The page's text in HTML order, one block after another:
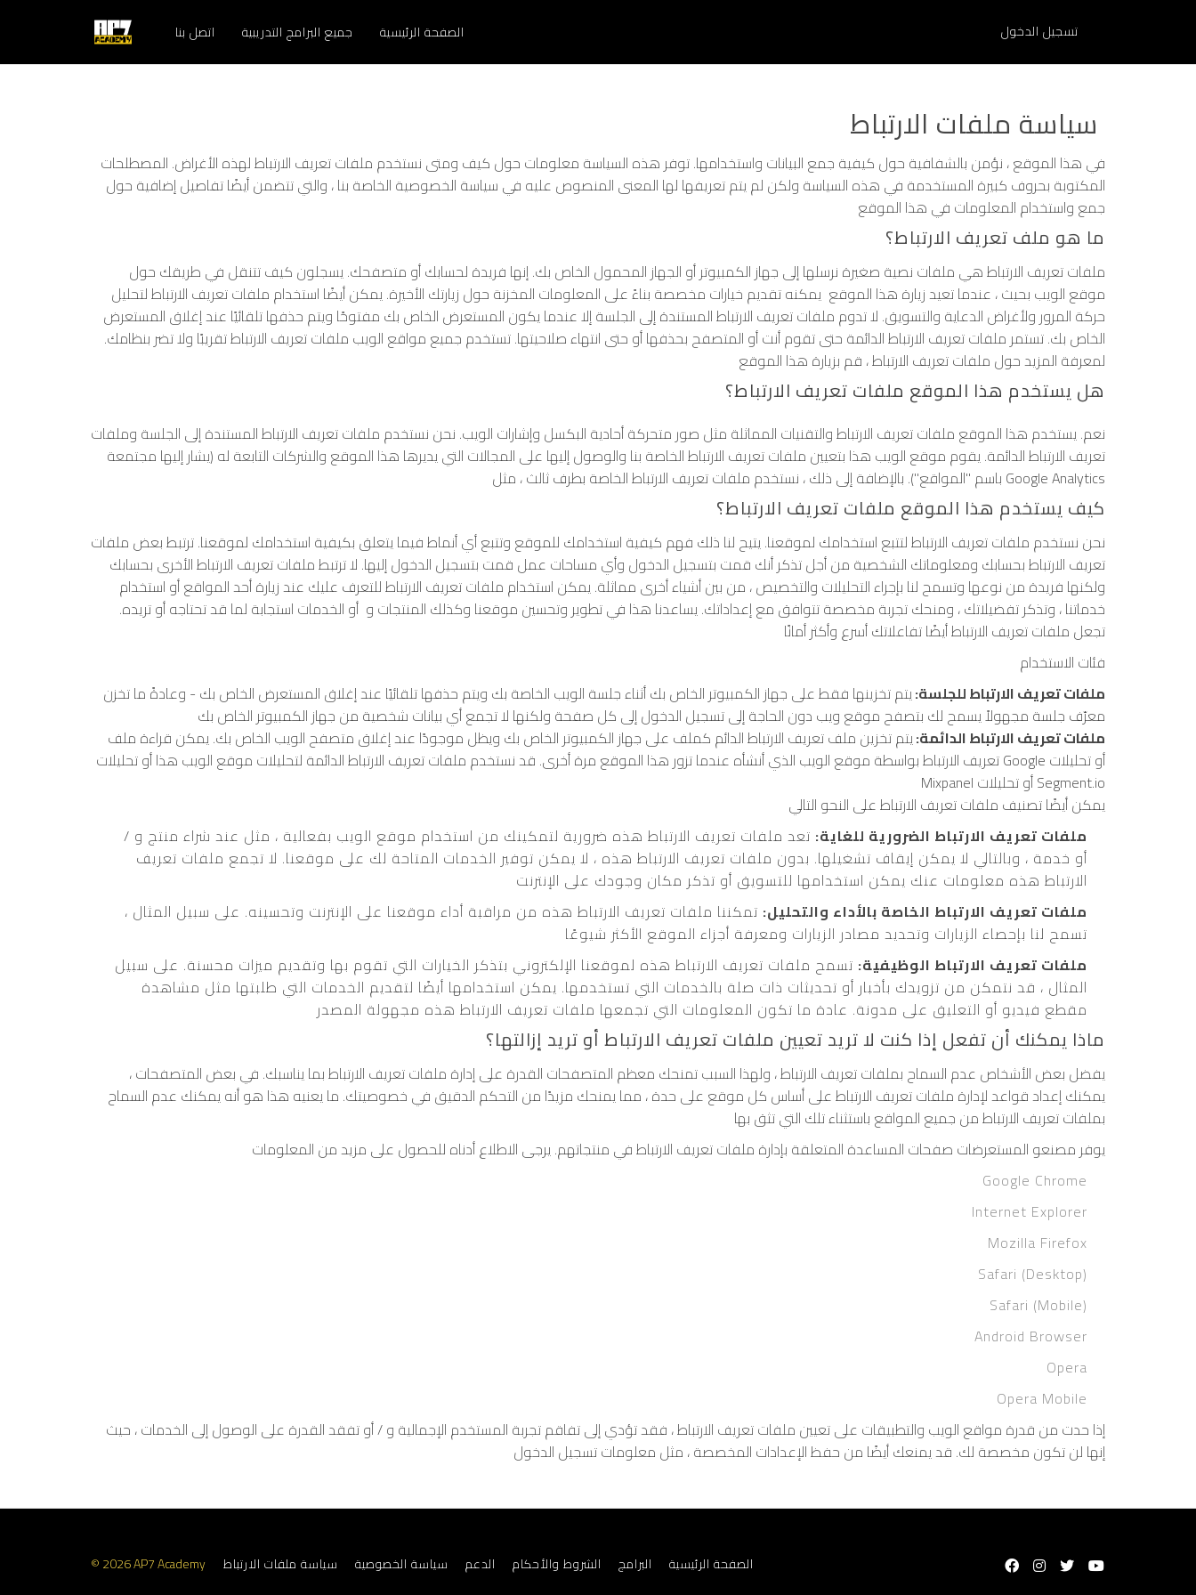
اتصل بنا جميع البرامج التدريبية الصفحة الرئيسية تسجيل الدخول
في هذا الموقع ، نؤمن بالشفافية حول كيفية جمع البيانات واستخدامها. توفر هذه السياسة معلومات حول كيف ومتى نستخدم ملفات تعريف الارتباط لهذه الأغراض. المصطلحات
المكتوبة بحروف كبيرة المستخدمة في هذه السياسة ولكن لم يتم تعريفها لها المعنى المنصوص عليه في سياسة الخصوصية الخاصة بنا ، والتي تتضمن أيضًا تفاصيل إضافية حول
جمع واستخدام المعلومات في هذا الموقع
ما هو ملف تعريف الارتباط؟
ملفات تعريف الارتباط هي ملفات نصية صغيرة نرسلها إلى جهاز الكمبيوتر أو الجهاز المحمول الخاص بك. إنها فريدة لحسابك أو متصفحك. يسجلون كيف تتنقل في طريقك حول
موقع الويب بحيث ، عندما تعيد زيارة هذا الموقع يمكنه تقديم خيارات مخصصة بناءً على المعلومات المخزنة حول زيارتك الأخيرة. يمكن أيضًا استخدام ملفات تعريف الارتباط لتحليل
حركة المرور ولأغراض الدعاية والتسويق. لا تدوم ملفات تعريف الارتباط المستندة إلى الجلسة إلا عندما يكون المستعرض الخاص بك مفتوحًا ويتم حذفها تلقائيًا عند إغلاق المستعرض
الخاص بك. تستمر ملفات تعريف الارتباط الدائمة حتى تقوم أنت أو المتصفح بحذفها أو حتى انتهاء صلاحيتها. تستخدم جميع مواقع الويب ملفات تعريف الارتباط تقريبًا ولا تضر بنظامك.
لمعرفة المزيد حول ملفات تعريف الارتباط ، قم بزيارة هذا الموقع
هل يستخدم هذا الموقع ملفات تعريف الارتباط؟
نعم. يستخدم هذا الموقع ملفات تعريف الارتباط والتقنيات المماثلة مثل صور متحركة أحادية البكسل وإشارات الويب. نحن نستخدم ملفات تعريف الارتباط المستندة إلى الجلسة وملفات
تعريف الارتباط الدائمة. يقوم موقع الويب هذا بتعيين ملفات تعريف الارتباط الخاصة بنا والوصول إليها على المجالات التي يديرها هذا الموقع والشركات التابعة له (يشار إليها مجتمعة
باسم "المواقع"). بالإضافة إلى ذلك ، نستخدم ملفات تعريف الارتباط الخاصة بطرف ثالث ، مثل Google Analytics
كيف يستخدم هذا الموقع ملفات تعريف الارتباط؟
نحن نستخدم ملفات تعريف الارتباط لتتبع استخدامك لموقعنا. يتيح لنا ذلك فهم كيفية استخدامك للموقع وتتبع أي أنماط فيما يتعلق بكيفية استخدامك لموقعنا. ترتبط بعض ملفات
تعريف الارتباط بحسابك ومعلوماتك الشخصية من أجل تذكر أنك قمت بتسجيل الدخول وأي مساحات عمل قمت بتسجيل الدخول إليها. لا ترتبط ملفات تعريف الارتباط الأخرى بحسابك
ولكنها فريدة من نوعها وتسمح لنا بإجراء التحليلات والتخصيص ، من بين أشياء أخرى مماثلة. يمكن استخدام ملفات تعريف الارتباط للتعرف عليك عند زيارة أحد المواقع أو استخدام
خدماتنا ، وتذكر تفضيلاتك ، ومنحك تجربة مخصصة تتوافق مع إعداداتك. يساعدنا هذا في تطوير وتحسين موقعنا وكذلك المنتجات و أو الخدمات استجابة لما قد تحتاجه أو تريده.
تجعل ملفات تعريف الارتباط أيضًا تفاعلاتك أسرع وأكثر أمانًا
فئات الاستخدام
ملفات تعريف الارتباط للجلسة:يتم تخزينها فقط على جهاز الكمبيوتر الخاص بك أثناء جلسة الويب الخاصة بك ويتم حذفها تلقائيًا عند إغلاق المستعرض الخاص بك - وعادةً ما تخزن
معرّف جلسة مجهولاً يسمح لك بتصفح موقع ويب دون الحاجة إلى تسجيل الدخول إلى كل صفحة ولكنها لا تجمع أي بيانات شخصية من جهاز الكمبيوتر الخاص بك
ملفات تعريف الارتباط الدائمة:يتم تخزين ملف تعريف الارتباط الدائم كملف على جهاز الكمبيوتر الخاص بك ويظل موجودًا عند إغلاق متصفح الويب الخاص بك. يمكن قراءة ملف
تعريف الارتباط بواسطة موقع الويب الذي أنشأه عندما تزور هذا الموقع مرة أخرى. قد نستخدم ملفات تعريف الارتباط الدائمة لتحليلات موقع الويب هذا أو تحليلات Google أو تحليلات
Mixpanel أو تحليلات Segment.io
يمكن أيضًا تصنيف ملفات تعريف الارتباط على النحو التالي
ملفات تعريف الارتباط الضرورية للغاية: تعد ملفات تعريف الارتباط هذه ضرورية لتمكينك من استخدام موقع الويب بفعالية ، مثل عند شراء منتج و /
أو خدمة ، وبالتالي لا يمكن إيقاف تشغيلها. بدون ملفات تعريف الارتباط هذه ، لا يمكن توفير الخدمات المتاحة لك على موقعنا. لا تجمع ملفات تعريف
الارتباط هذه معلومات عنك يمكن استخدامها للتسويق أو تذكر مكان وجودك على الإنترنت
ملفات تعريف الارتباط الخاصة بالأداء والتحليل: تمكننا ملفات تعريف الارتباط هذه من مراقبة أداء موقعنا على الإنترنت وتحسينه. على سبيل المثال ،
تسمح لنا بإحصاء الزيارات وتحديد مصادر الزيارات ومعرفة أجزاء الموقع الأكثر شيوعًا
ملفات تعريف الارتباط الوظيفية: تسمح ملفات تعريف الارتباط هذه لموقعنا الإلكتروني بتذكر الخيارات التي تقوم بها وتقديم ميزات محسنة. على سبيل
المثال ، قد نتمكن من تزويدك بأخبار أو تحديثات ذات صلة بالخدمات التي تستخدمها. يمكن استخدامها أيضًا لتقديم الخدمات التي طلبتها مثل مشاهدة
مقطع فيديو أو التعليق على مدونة. عادة ما تكون المعلومات التي تجمعها ملفات تعريف الارتباط هذه مجهولة المصدر
ماذا يمكنك أن تفعل إذا كنت لا تريد تعيين ملفات تعريف الارتباط أو تريد إزالتها؟
يفضل بعض الأشخاص عدم السماح بملفات تعريف الارتباط ، ولهذا السبب تمنحك معظم المتصفحات القدرة على إدارة ملفات تعريف الارتباط بما يناسبك. في بعض المتصفحات ،
يمكنك إعداد قواعد لإدارة ملفات تعريف الارتباط على أساس كل موقع على حدة ، مما يمنحك مزيدًا من التحكم الدقيق في خصوصيتك. ما يعنيه هذا هو أنه يمكنك عدم السماح
بملفات تعريف الارتباط من جميع المواقع باستثناء تلك التي تثق بها
يوفر مصنعو المستعرضات صفحات المساعدة المتعلقة بإدارة ملفات تعريف الارتباط في منتجاتهم. يرجى الاطلاع أدناه للحصول على مزيد من المعلومات
Google Chrome
Internet Explorer
Mozilla Firefox
Safari (Desktop)
Safari (Mobile)
Android Browser
Opera
Opera Mobile
إذا حدت من قدرة مواقع الويب والتطبيقات على تعيين ملفات تعريف الارتباط ، فقد تؤدي إلى تفاقم تجربة المستخدم الإجمالية و / أو تفقد القدرة على الوصول إلى الخدمات ، حيث
إنها لن تكون مخصصة لك. قد يمنعك أيضًا من حفظ الإعدادات المخصصة ، مثل معلومات تسجيل الدخول
© 2026 AP7 Academy سياسة ملفات الارتباط سياسة الخصوصية الدعم الشروط والأحكام البرامج الصفحة الرئيسية